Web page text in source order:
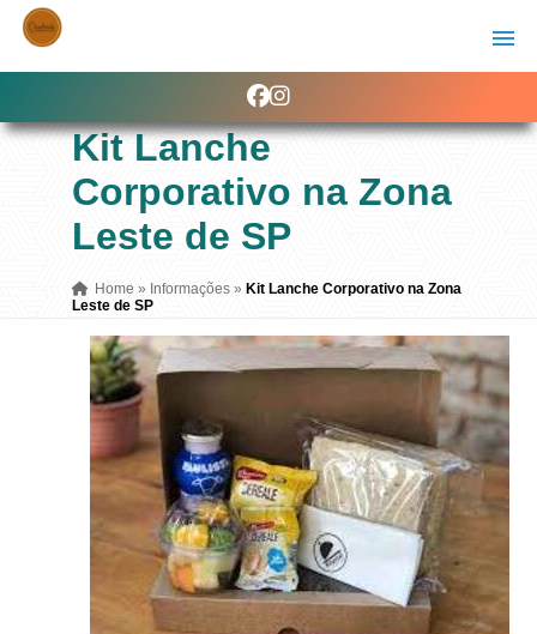
Kit Lanche
Corporativo na Zona
Leste de SP
Home » Informações » Kit Lanche Corporativo na Zona
Leste de SP